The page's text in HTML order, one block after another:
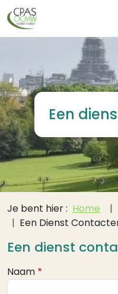
Overslaan en naar de
Een
Kruimelpad
Je bent hier : Home
Een Dienst
Een dienst
Webform
Naam